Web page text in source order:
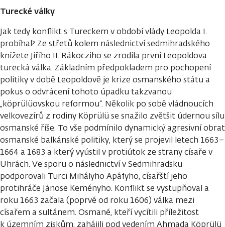
Turecké války
Jak tedy konflikt s Tureckem v období vlády Leopolda I.
probíhal? Ze střetů kolem následnictví sedmihradského
knížete Jiřího II. Rákocziho se zrodila první Leopoldova
turecká válka. Základním předpokladem pro pochopení
politiky v době Leopoldově je krize osmanského státu a
pokus o odvrácení tohoto úpadku takzvanou
„köprülüovskou reformou“. Několik po sobě vládnoucích
velkovezírů z rodiny Köprülü se snažilo zvětšit údernou sílu
osmanské říše. To vše podmínilo dynamický agresivní obrat
osmanské balkánské politiky, který se projevil letech 1663–
1664 a 1683 a který vyústil v protiútok ze strany císaře v
Uhrách. Ve sporu o následnictví v Sedmihradsku
podporovali Turci Mihályho Apáfyho, císařští jeho
protihráče Jánose Keményho. Konflikt se vystupňoval a
roku 1663 začala (poprvé od roku 1606) válka mezi
císařem a sultánem. Osmané, kteří vycítili příležitost
k územním ziskům, zahájili pod vedením Ahmada Köprülü